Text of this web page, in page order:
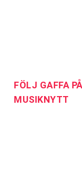
FÖLJ GAFFA
MUSIKNYTT